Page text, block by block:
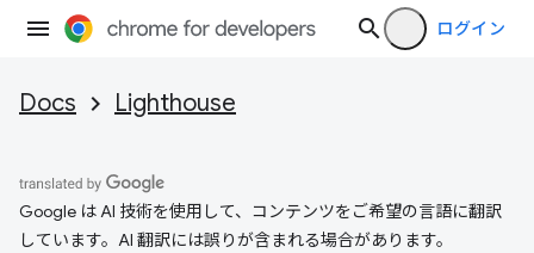
ログイン
Docs Lighthouse
Google は AI 技術を使用して、コンテンツをご希望の言語に翻訳
しています。AI 翻訳には誤りが含まれる場合があります。